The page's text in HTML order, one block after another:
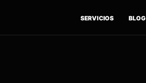
SERVICIOS BLOG